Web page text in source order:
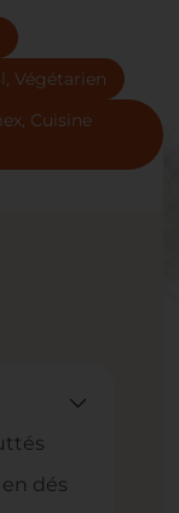
Végétarien
Cuisine
dés